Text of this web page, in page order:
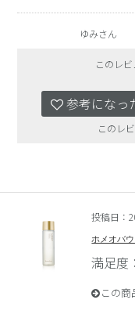
ゆみさん
このレ
参考になっ
このレ
投稿日：
ホメオバ
満足度
この